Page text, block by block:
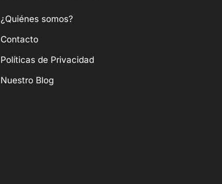
¿Quiénes somos?
Contacto
Políticas de Privacidad
Nuestro Blog